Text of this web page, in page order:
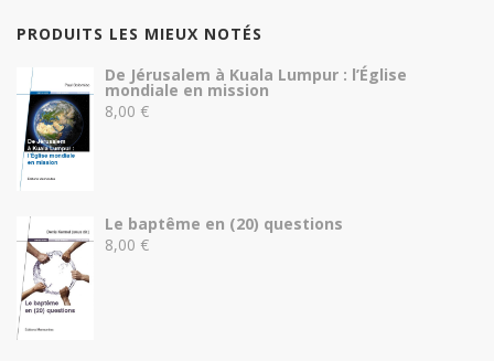
PRODUITS LES MIEUX NOTÉS
De Jérusalem à Kuala Lumpur : l’Église
mondiale en mission
8,00 €
Le baptême en (20) questions
8,00 €